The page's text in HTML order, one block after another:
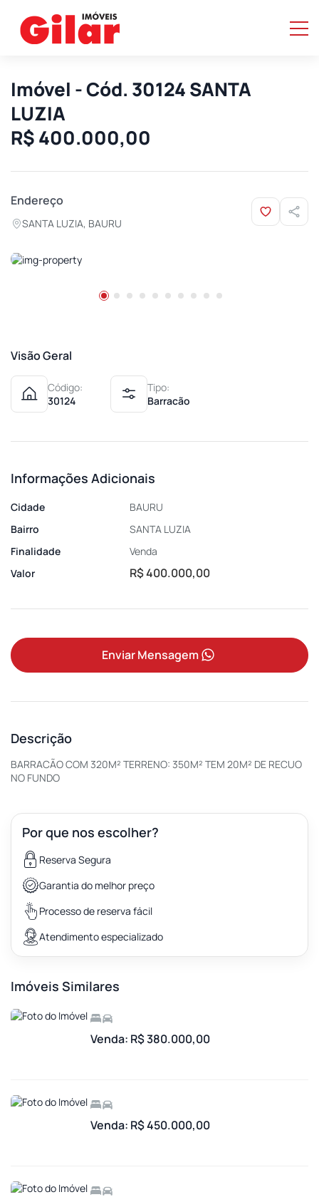
Imóvel - Cód. 30124 SANTA
LUZIA
R$ 400.000,00
Endereço
SANTA LUZIA, BAURU
Visão Geral
Código:
30124
Tipo:
Barracão
Informações Adicionais
Cidade
BAURU
Bairro
SANTA LUZIA
Finalidade
Venda
Valor
R$ 400.000,00
Enviar Mensagem
Descrição
BARRACÃO COM 320M² TERRENO: 350M² TEM 20M² DE RECUO
NO FUNDO
Por que nos escolher?
Reserva Segura
Garantia do melhor preço
Processo de reserva fácil
Atendimento especializado
Imóveis Similares
Venda: R$ 380.000,00
Venda: R$ 450.000,00